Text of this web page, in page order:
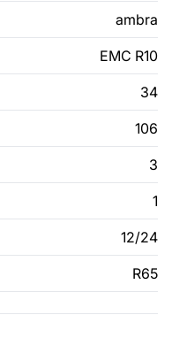
ambra
EMC R10
34
106
3
1
12/24
R65